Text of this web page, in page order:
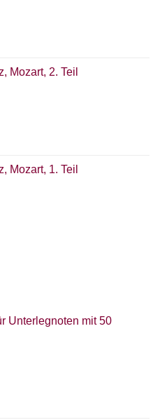
Mozart, 2. Teil
Mozart, 1. Teil
Unterlegnoten mit 50